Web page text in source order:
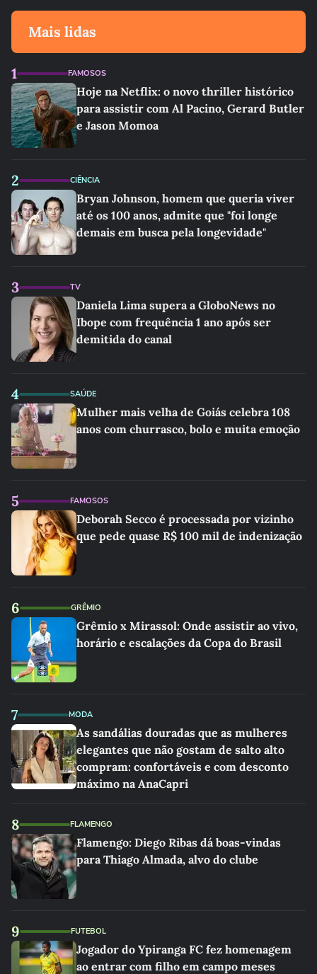
Mais lidas
1 FAMOSOS
Hoje na Netflix: o novo thriller histórico
para assistir com Al Pacino, Gerard Butler
e Jason Momoa
2 CIÊNCIA
Bryan Johnson, homem que queria viver
até os 100 anos, admite que "foi longe
demais em busca pela longevidade"
3 TV
Daniela Lima supera a GloboNews no
Ibope com frequência 1 ano após ser
demitida do canal
4 SAÚDE
Mulher mais velha de Goiás celebra 108
anos com churrasco, bolo e muita emoção
5 FAMOSOS
Deborah Secco é processada por vizinho
que pede quase R$ 100 mil de indenização
6 GRÊMIO
Grêmio x Mirassol: Onde assistir ao vivo,
horário e escalações da Copa do Brasil
7 MODA
As sandálias douradas que as mulheres
elegantes que não gostam de salto alto
compram: confortáveis e com desconto
máximo na AnaCapri
8 FLAMENGO
Flamengo: Diego Ribas dá boas-vindas
para Thiago Almada, alvo do clube
9 FUTEBOL
Jogador do Ypiranga FC fez homenagem
ao entrar com filho em campo meses